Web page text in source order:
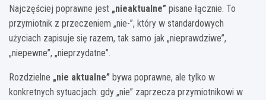
Najczęściej poprawne jest „nieaktualne” pisane łącznie. To
przymiotnik z przeczeniem „nie-”, który w standardowych
użyciach zapisuje się razem, tak samo jak „nieprawdziwe”,
„niepewne”, „nieprzydatne”.
Rozdzielne „nie aktualne” bywa poprawne, ale tylko w
konkretnych sytuacjach: gdy „nie” zaprzecza przymiotnikowi w